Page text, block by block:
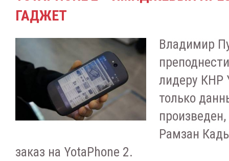
ГАДЖЕТ
Владимир
лидеру КНР
только
Рамзан
заказ на YotaPhone 2.